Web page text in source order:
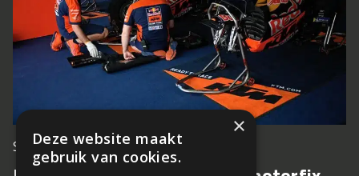
Silverstone komt nog te vroeg
×
Deze website maakt
gebruik van cookies.